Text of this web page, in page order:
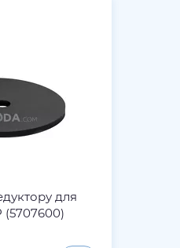
для
(5707600)